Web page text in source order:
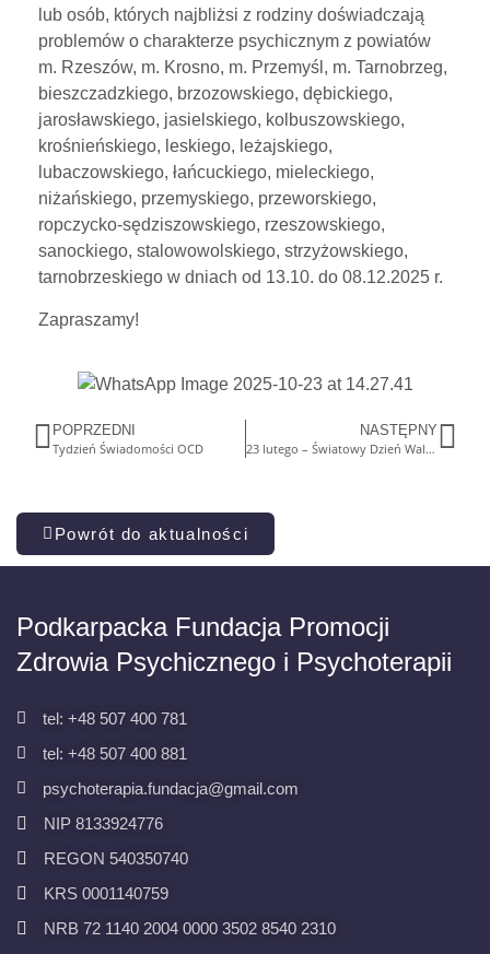
lub osób, których najbliżsi z rodziny doświadczają
problemów o charakterze psychicznym z powiatów
m. Rzeszów, m. Krosno, m. Przemyśl, m. Tarnobrzeg,
bieszczadzkiego, brzozowskiego, dębickiego,
jarosławskiego, jasielskiego, kolbuszowskiego,
krośnieńskiego, leskiego, leżajskiego,
lubaczowskiego, łańcuckiego, mieleckiego,
niżańskiego, przemyskiego, przeworskiego,
ropczycko-sędziszowskiego, rzeszowskiego,
sanockiego, stalowowolskiego, strzyżowskiego,
tarnobrzeskiego w dniach od 13.10. do 08.12.2025 r.
Zapraszamy!
POPRZEDNI
Tydzień Świadomości OCD
NASTĘPNY
23 lutego – Światowy Dzień Walki z Depresją
Powrót do aktualności
Podkarpacka Fundacja Promocji
Zdrowia Psychicznego i Psychoterapii
tel: +48 507 400 781
tel: +48 507 400 881
psychoterapia.fundacja@gmail.com
NIP 8133924776
REGON 540350740
KRS 0001140759
NRB 72 1140 2004 0000 3502 8540 2310